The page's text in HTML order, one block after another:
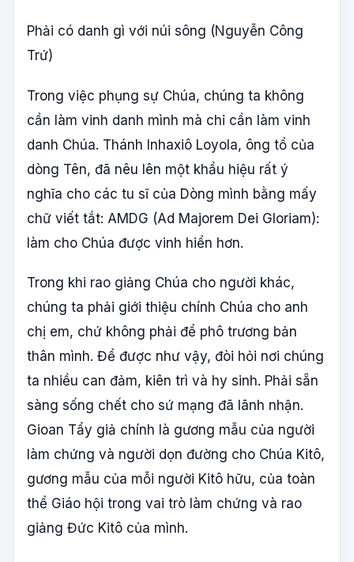
Phải có danh gì với núi sông (Nguyễn Công
Trứ)
Trong việc phụng sự Chúa, chúng ta không
cần làm vinh danh mình mà chỉ cần làm vinh
danh Chúa. Thánh Inhaxiô Loyola, ông tổ của
dòng Tên, đã nêu lên một khẩu hiệu rất ý
nghĩa cho các tu sĩ của Dòng mình bằng mấy
chữ viết tắt: AMDG (Ad Majorem Dei Gloriam):
làm cho Chúa được vinh hiển hơn.
Trong khi rao giảng Chúa cho người khác,
chúng ta phải giới thiệu chính Chúa cho anh
chị em, chứ không phải để phô trương bản
thân mình. Để được như vậy, đòi hỏi nơi chúng
ta nhiều can đảm, kiên trì và hy sinh. Phải sẵn
sàng sống chết cho sứ mạng đã lãnh nhận.
Gioan Tẩy giả chính là gương mẫu của người
làm chứng và người dọn đường cho Chúa Kitô,
gương mẫu của mỗi người Kitô hữu, của toàn
thể Giáo hội trong vai trò làm chứng và rao
giảng Đức Kitô của mình.